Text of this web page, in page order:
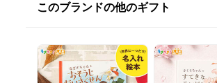
このブランドの他のギフト